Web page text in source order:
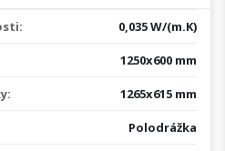
0,035 W/(m.K)
1250x600 mm
1265x615 mm
Polodrážka